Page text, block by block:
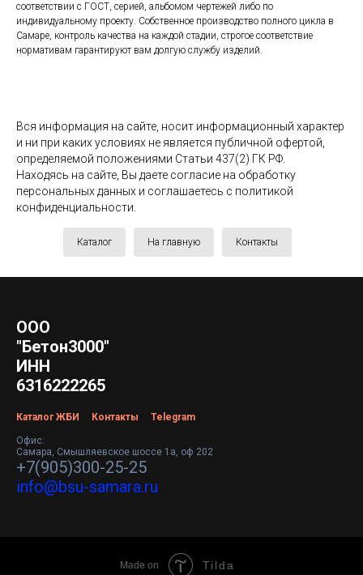
соответствии с ГОСТ, серией, альбомом чертежей либо по
индивидуальному проекту. Собственное производство полного цикла в
Самаре, контроль качества на каждой стадии, строгое соответствие
нормативам гарантируют вам долгую службу изделий.
Вся информация на сайте, носит информационный характер
и ни при каких условиях не является публичной офертой,
определяемой положениями Статьи 437(2) ГК РФ.
Находясь на сайте, Вы даете согласие на обработку
персональных данных и соглашаетесь c политикой
конфиденциальности.
Каталог На главную Контакты
ООО
"Бетон3000"
ИНН
6316222265
Каталог ЖБИ Контакты Telegram
Офис:
Самара, Смышляевское шоссе 1а, оф 202
+7(905)300-25-25
info@bsu-samara.ru
Made on Tilda